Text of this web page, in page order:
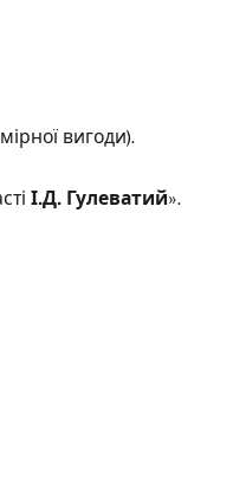
вигоди).
І.Д. Гулеватий».